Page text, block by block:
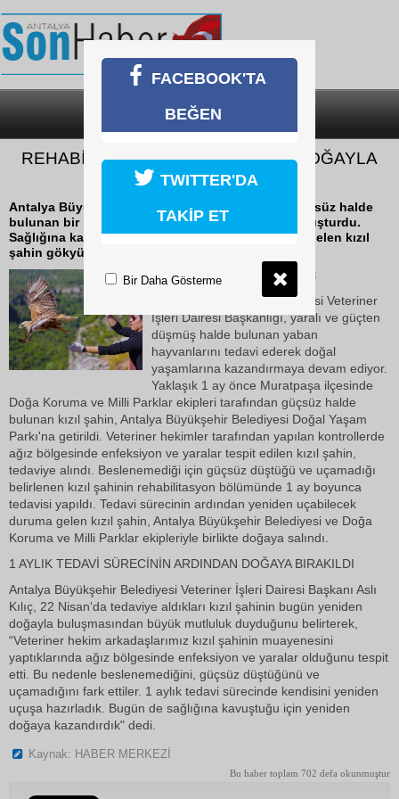
SON DAKİKA
REHABİLİTE EDİLEN KIZIL ŞAHİN DOĞAYLA
BULUŞTU
Antalya Büyükşehir Belediyesi, geçen aylarda güçsüz halde
bulunan bir kızıl şahini tedavi ederek doğayla buluşturdu.
Sağlığına kavuşan ve yeniden uçmaya hazır hale gelen kızıl
şahin gökyüzüne kavuştu.
21 Mayıs 2026 Perşembe 14:33
Antalya Büyükşehir Belediyesi Veteriner
İşleri Dairesi Başkanlığı, yaralı ve güçten
düşmüş halde bulunan yaban
hayvanlarını tedavi ederek doğal
yaşamlarına kazandırmaya devam ediyor.
Yaklaşık 1 ay önce Muratpaşa ilçesinde
Doğa Koruma ve Milli Parklar ekipleri tarafından güçsüz halde
bulunan kızıl şahin, Antalya Büyükşehir Belediyesi Doğal Yaşam
Parkı'na getirildi. Veteriner hekimler tarafından yapılan kontrollerde
ağız bölgesinde enfeksiyon ve yaralar tespit edilen kızıl şahin,
tedaviye alındı. Beslenemediği için güçsüz düştüğü ve uçamadığı
belirlenen kızıl şahinin rehabilitasyon bölümünde 1 ay boyunca
tedavisi yapıldı. Tedavi sürecinin ardından yeniden uçabilecek
duruma gelen kızıl şahin, Antalya Büyükşehir Belediyesi ve Doğa
Koruma ve Milli Parklar ekipleriyle birlikte doğaya salındı.
1 AYLIK TEDAVİ SÜRECİNİN ARDINDAN DOĞAYA BIRAKILDI
Antalya Büyükşehir Belediyesi Veteriner İşleri Dairesi Başkanı Aslı
Kılıç, 22 Nisan'da tedaviye aldıkları kızıl şahinin bugün yeniden
doğayla buluşmasından büyük mutluluk duyduğunu belirterek,
“Veteriner hekim arkadaşlarımız kızıl şahinin muayenesini
yaptıklarında ağız bölgesinde enfeksiyon ve yaralar olduğunu tespit
etti. Bu nedenle beslenemediğini, güçsüz düştüğünü ve
uçamadığını fark ettiler. 1 aylık tedavi sürecinde kendisini yeniden
uçuşa hazırladık. Bugün de sağlığına kavuştuğu için yeniden
doğaya kazandırdık" dedi.
Kaynak: HABER MERKEZİ
Bu haber toplam 702 defa okunmuştur
FACEBOOK'TA
BEĞEN
TWITTER'DA
TAKİP ET
Bir Daha Gösterme